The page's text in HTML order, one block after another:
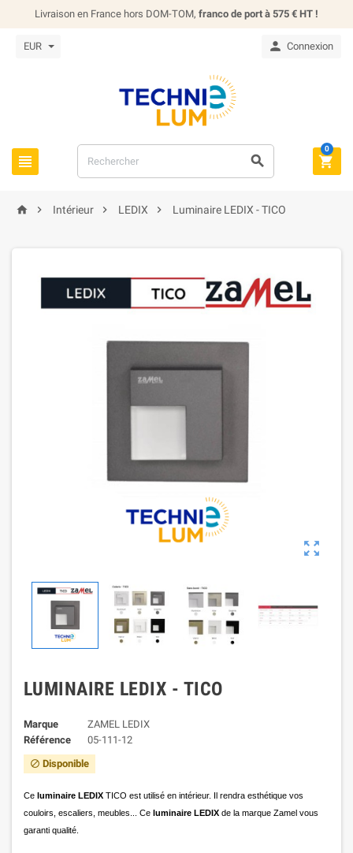
Livraison en France hors DOM-TOM, franco de port à 575 € HT !
EUR  Connexion
  
0
  Intérieur  LEDIX  Luminaire LEDIX - TICO

LUMINAIRE LEDIX - TICO
Marque
ZAMEL LEDIX
Référence
05-111-12
 Disponible
Ce luminaire LEDIX TICO est utilisé en intérieur. Il rendra esthétique vos
couloirs, escaliers, meubles... Ce luminaire LEDIX de la marque Zamel vous
garanti qualité.